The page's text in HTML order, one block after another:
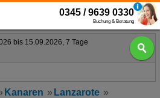
0345 / 9639 0330
Buchung & Beratung
bis 15.09.2026, 7 Tage
Kanaren
Lanzarote